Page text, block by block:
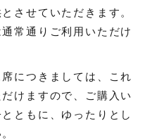
させていただきます。
常通りご利用いただけ
につきましては、これ
けますので、ご購入い
ともに、ゆったりとし